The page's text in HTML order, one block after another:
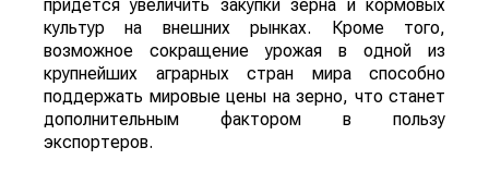
придется увеличить закупки зерна и кормовых
культур на внешних рынках. Кроме того,
возможное сокращение урожая в одной из
крупнейших аграрных стран мира способно
поддержать мировые цены на зерно, что станет
дополнительным фактором в пользу
экспортеров.